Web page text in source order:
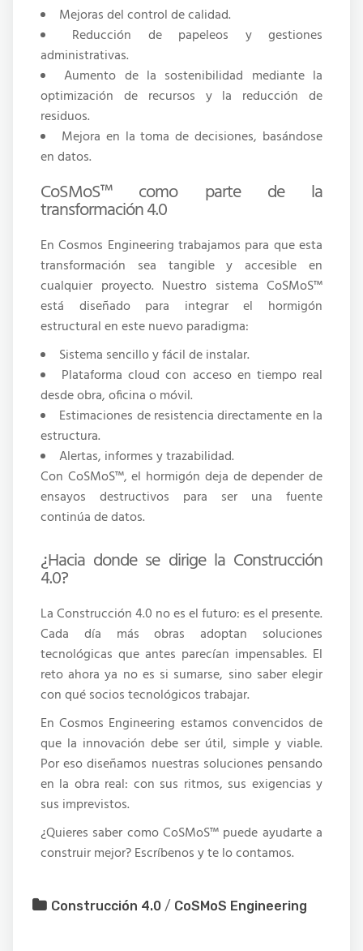
Mejoras del control de calidad.
Reducción de papeleos y gestiones
administrativas.
Aumento de la sostenibilidad mediante la
optimización de recursos y la reducción de
residuos.
Mejora en la toma de decisiones, basándose
en datos.
CoSMoS™ como parte de la
transformación 4.0
En Cosmos Engineering trabajamos para que esta
transformación sea tangible y accesible en
cualquier proyecto. Nuestro sistema CoSMoS™
está diseñado para integrar el hormigón
estructural en este nuevo paradigma:
Sistema sencillo y fácil de instalar.
Plataforma cloud con acceso en tiempo real
desde obra, oficina o móvil.
Estimaciones de resistencia directamente en la
estructura.
Alertas, informes y trazabilidad.
Con CoSMoS™, el hormigón deja de depender de
ensayos destructivos para ser una fuente
continúa de datos.
¿Hacia donde se dirige la Construcción
4.0?
La Construcción 4.0 no es el futuro: es el presente.
Cada día más obras adoptan soluciones
tecnológicas que antes parecían impensables. El
reto ahora ya no es si sumarse, sino saber elegir
con qué socios tecnológicos trabajar.
En Cosmos Engineering estamos convencidos de
que la innovación debe ser útil, simple y viable.
Por eso diseñamos nuestras soluciones pensando
en la obra real: con sus ritmos, sus exigencias y
sus imprevistos.
¿Quieres saber como CoSMoS™ puede ayudarte a
construir mejor? Escríbenos y te lo contamos.
Construcción 4.0 / CoSMoS Engineering